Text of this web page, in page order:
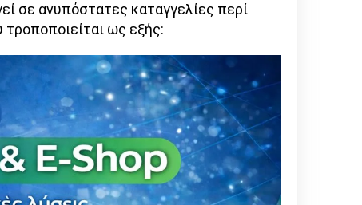
σε ανυπόστατες καταγγελίες περί
τροποποιείται ως εξής: